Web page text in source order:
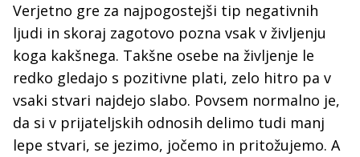
Verjetno gre za najpogostejši tip negativnih
ljudi in skoraj zagotovo pozna vsak v življenju
koga kakšnega. Takšne osebe na življenje le
redko gledajo s pozitivne plati, zelo hitro pa v
vsaki stvari najdejo slabo. Povsem normalno je,
da si v prijateljskih odnosih delimo tudi manj
lepe stvari, se jezimo, jočemo in pritožujemo. A